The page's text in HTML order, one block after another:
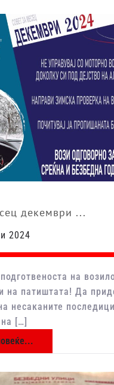
декември ...
2024
на
на патиштата! Да
несаканите
[…]